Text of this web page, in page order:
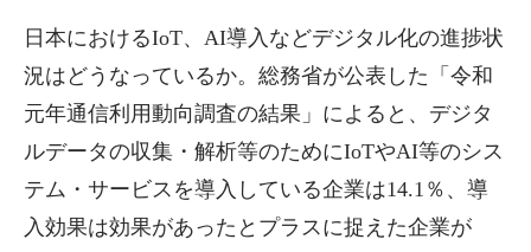
日本におけるIoT、AI導入などデジタル化の進捗状
況はどうなっているか。総務省が公表した「令和
元年通信利用動向調査の結果」によると、デジタ
ルデータの収集・解析等のためにIoTやAI等のシス
テム・サービスを導入している企業は14.1％、導
入効果は効果があったとプラスに捉えた企業が